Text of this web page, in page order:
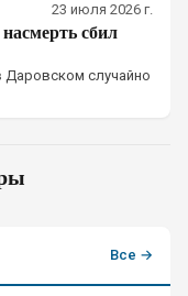
23 июля 2026 г.
сбил
Даровском случайно
Все →